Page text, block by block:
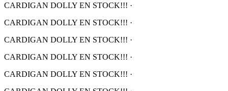
CARDIGAN DOLLY EN STOCK!!! ·
CARDIGAN DOLLY EN STOCK!!! ·
CARDIGAN DOLLY EN STOCK!!! ·
CARDIGAN DOLLY EN STOCK!!! ·
CARDIGAN DOLLY EN STOCK!!! ·